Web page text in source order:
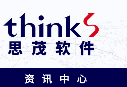
资 讯 中 心